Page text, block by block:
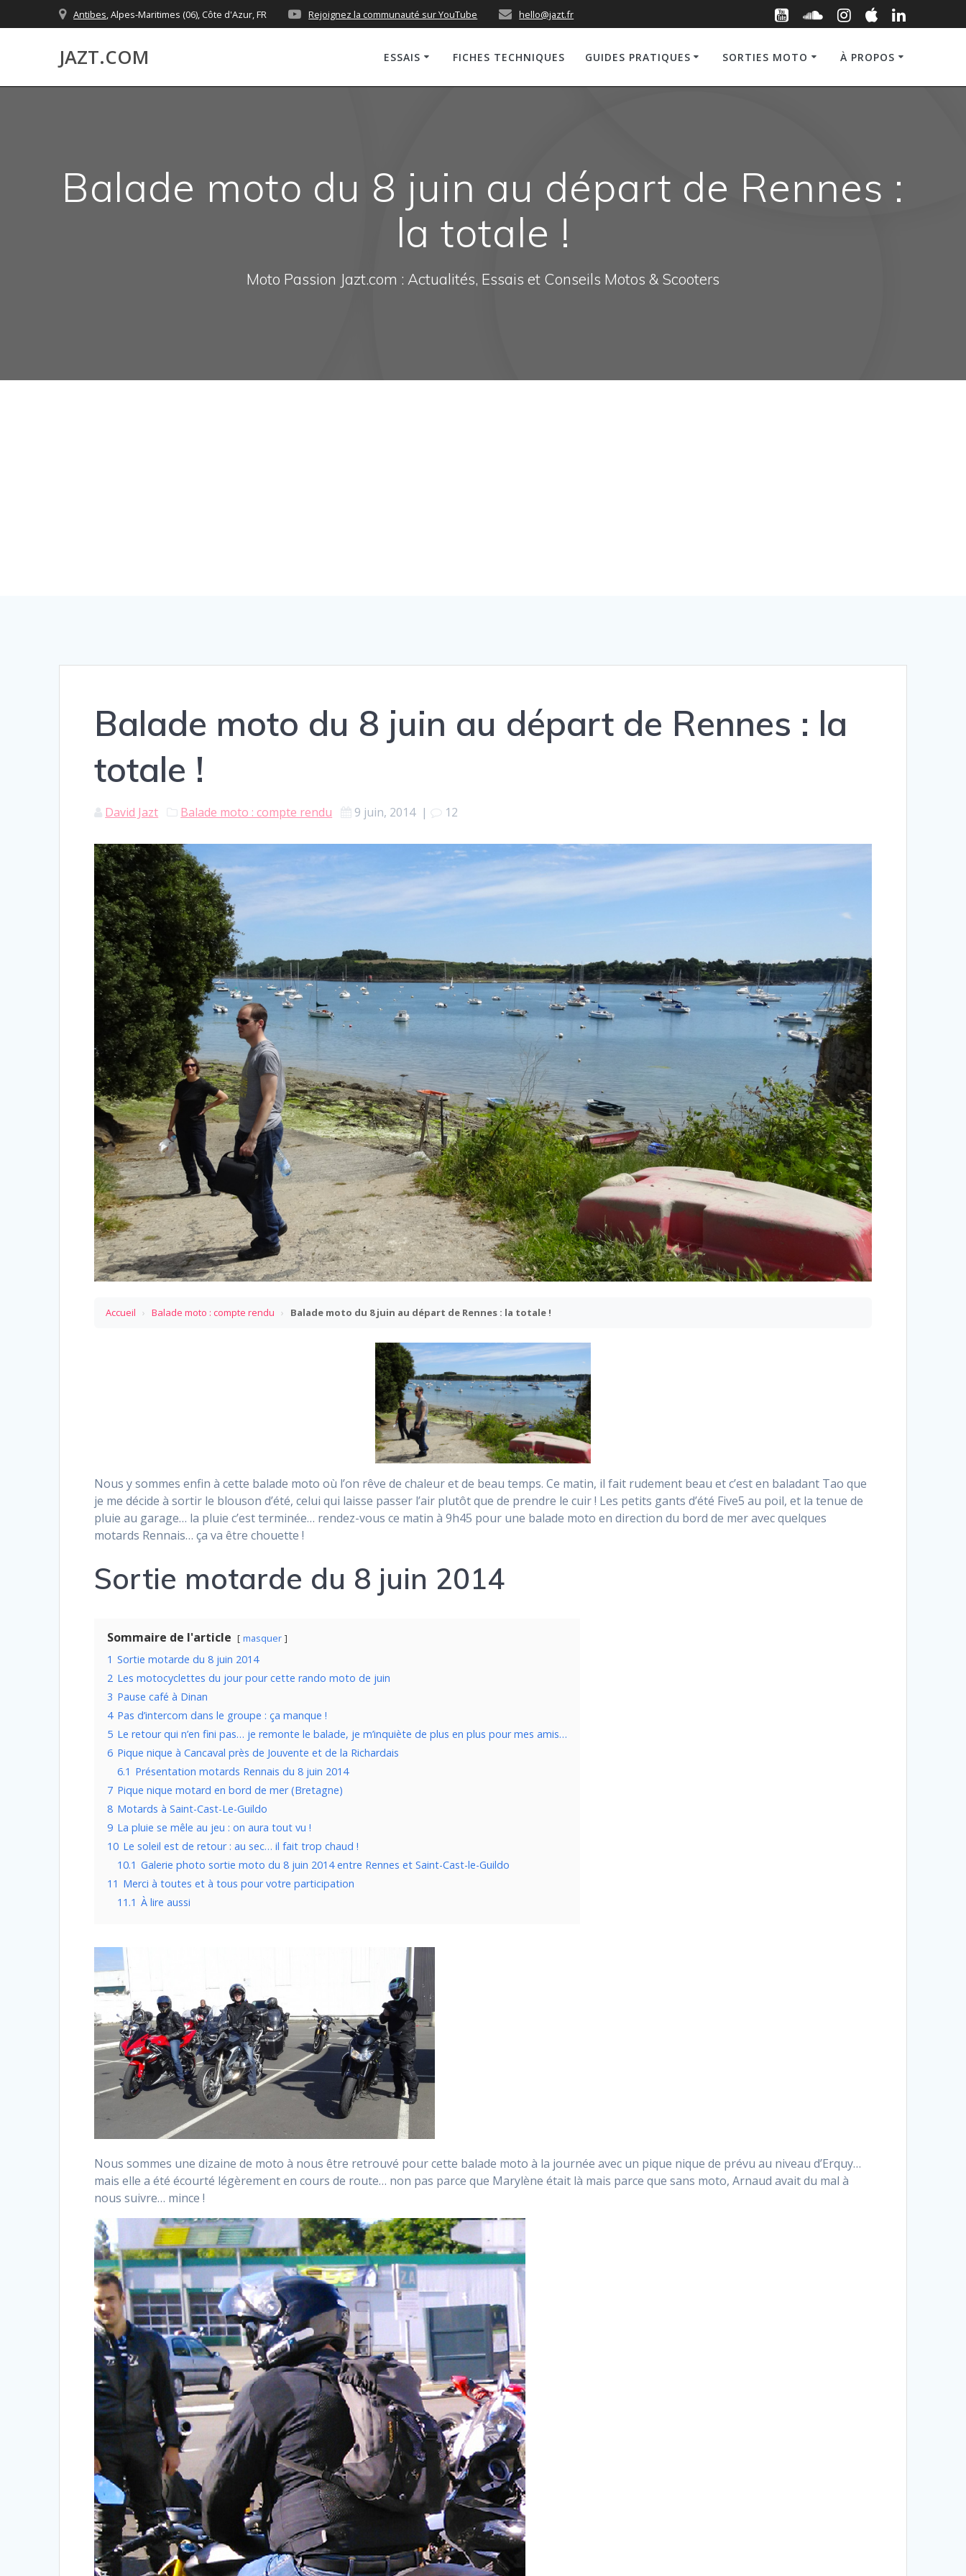
to
Antibes, Alpes-Maritimes (06), Côte d'Azur, FR Rejoignez la communauté sur YouTube hello@jazt.fr
JAZT.COM ESSAIS FICHES TECHNIQUES GUIDES PRATIQUES SORTIES MOTO À PROPOS
Balade moto du 8 juin au départ de Rennes :
la totale !
Moto Passion Jazt.com : Actualités, Essais et Conseils Motos & Scooters
Balade moto du 8 juin au départ de Rennes : la
totale !
David Jazt Balade moto : compte rendu 9 juin, 2014| 12
Accueil › Balade moto : compte rendu › Balade moto du 8 juin au départ de Rennes : la totale !
Nous y sommes enfin à cette balade moto où l’on rêve de chaleur et de beau temps. Ce matin, il fait rudement beau et c’est en baladant Tao que
je me décide à sortir le blouson d’été, celui qui laisse passer l’air plutôt que de prendre le cuir ! Les petits gants d’été Five5 au poil, et la tenue de
pluie au garage… la pluie c’est terminée… rendez-vous ce matin à 9h45 pour une balade moto en direction du bord de mer avec quelques
motards Rennais… ça va être chouette !
Sortie motarde du 8 juin 2014
Sommaire de l'article masquer
1 Sortie motarde du 8 juin 2014
2 Les motocyclettes du jour pour cette rando moto de juin
3 Pause café à Dinan
4 Pas d’intercom dans le groupe : ça manque !
5 Le retour qui n’en fini pas… je remonte le balade, je m’inquiète de plus en plus pour mes amis…
6 Pique nique à Cancaval près de Jouvente et de la Richardais
6.1 Présentation motards Rennais du 8 juin 2014
7 Pique nique motard en bord de mer (Bretagne)
8 Motards à Saint-Cast-Le-Guildo
9 La pluie se mêle au jeu : on aura tout vu !
10 Le soleil est de retour : au sec… il fait trop chaud !
10.1 Galerie photo sortie moto du 8 juin 2014 entre Rennes et Saint-Cast-le-Guildo
11 Merci à toutes et à tous pour votre participation
11.1 À lire aussi
Nous sommes une dizaine de moto à nous être retrouvé pour cette balade moto à la journée avec un pique nique de prévu au niveau d’Erquy…
mais elle a été écourté légèrement en cours de route… non pas parce que Marylène était là mais parce que sans moto, Arnaud avait du mal à
nous suivre… mince !